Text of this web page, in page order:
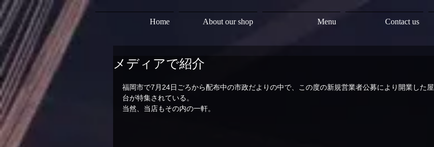
Home About our shop Menu Contact us
メディアで紹介
福岡市で7月24日ごろから配布中の市政だよりの中で、この度の新規営業者公募により開業した屋
台が特集されている。
当然、当店もその内の一軒。